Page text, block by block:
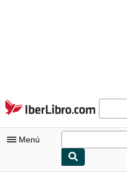
Pasar al contenido principal
IberLibro.com
Menú